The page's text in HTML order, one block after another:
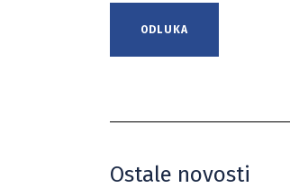
ODLUKA
Ostale novosti